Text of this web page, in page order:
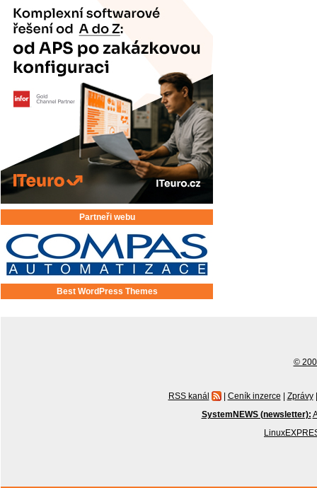
Partneři webu
Best WordPress Themes
©
RSS kanál | Ceník inzerce | Zprávy |
SystemNEWS (newsletter):